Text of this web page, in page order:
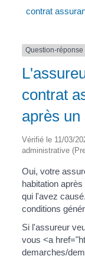
contrat
Question-réponse
contrat
après
Vérifié le 11/03/
administrative
Oui, votre
habitation
qui l'avez
conditions
Si l'assureur
vous <a
demarches/